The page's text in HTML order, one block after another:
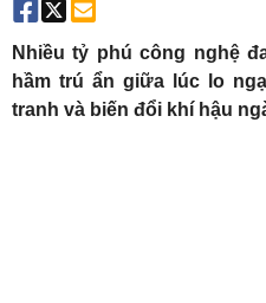
Nhiều tỷ phú công nghệ
hầm trú ẩn giữa lúc lo
tranh và biến đổi khí hậu